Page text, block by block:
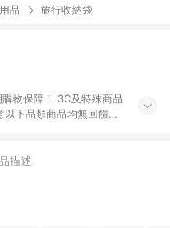
品 旅行收納袋
物保障！ 3C及特殊商品
6/1起適用] -內接硬
物中心商店之商品：商
描述